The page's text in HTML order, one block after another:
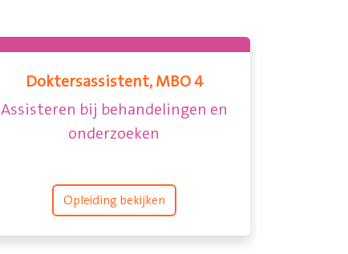
Doktersassistent, MBO 4
Assisteren bij behandelingen en
onderzoeken
Opleiding bekijken